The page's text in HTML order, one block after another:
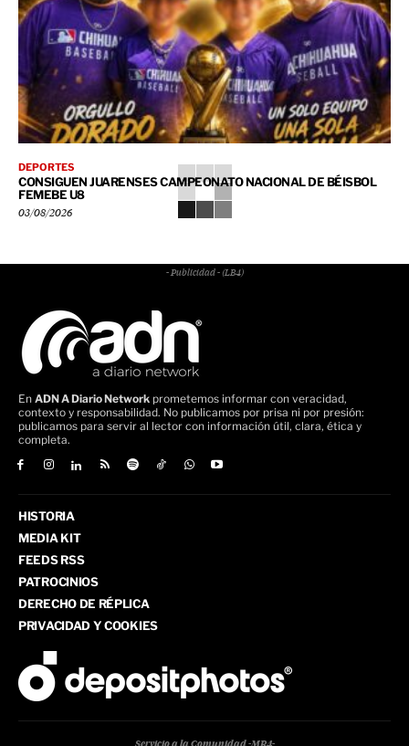
DEPORTES
CONSIGUEN JUARENSES CAMPEONATO NACIONAL DE BÉISBOL
FEMEBE U8
03/08/2026
- Publicidad - (LB4)
En ADN A Diario Network prometemos informar con veracidad,
contexto y responsabilidad. No publicamos por prisa ni por presión:
publicamos para servir al lector con información útil, clara, ética y
completa.
HISTORIA
MEDIA KIT
FEEDS RSS
PATROCINIOS
DERECHO DE RÉPLICA
PRIVACIDAD Y COOKIES
Servicio a la Comunidad -MR4-